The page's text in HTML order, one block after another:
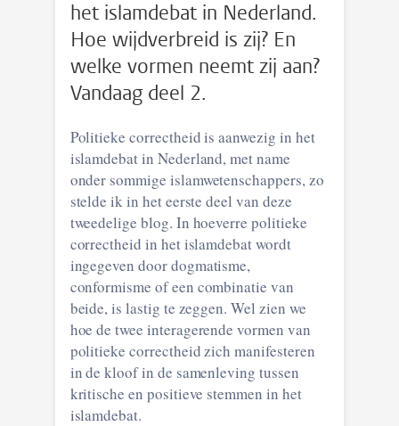
het islamdebat in Nederland.
Hoe wijdverbreid is zij? En
welke vormen neemt zij aan?
Vandaag deel 2.
Politieke correctheid is aanwezig in het
islamdebat in Nederland, met name
onder sommige islamwetenschappers, zo
stelde ik in het eerste deel van deze
tweedelige blog. In hoeverre politieke
correctheid in het islamdebat wordt
ingegeven door dogmatisme,
conformisme of een combinatie van
beide, is lastig te zeggen. Wel zien we
hoe de twee interagerende vormen van
politieke correctheid zich manifesteren
in de kloof in de samenleving tussen
kritische en positieve stemmen in het
islamdebat.